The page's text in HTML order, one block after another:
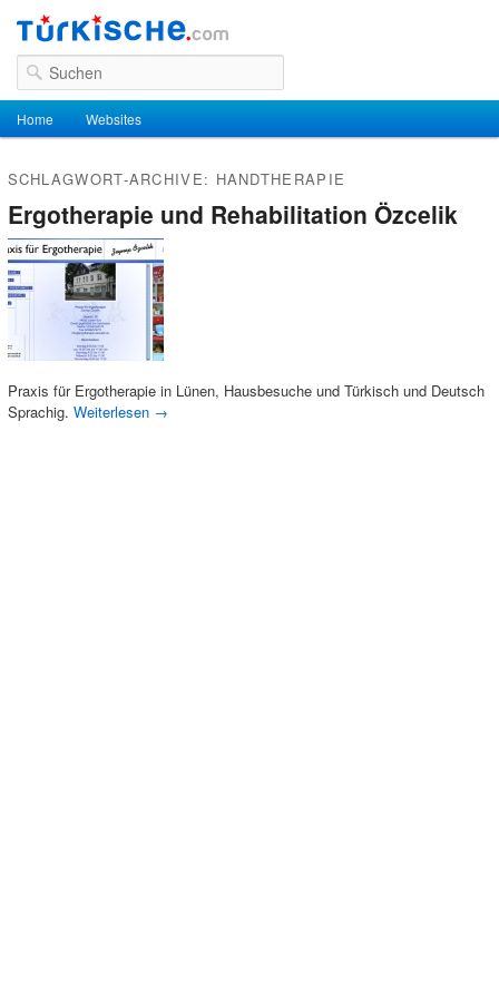
Suchen
Hauptmenü
Zum Inhalt wechseln
Zum sekundären Inhalt wechseln
Home Websites
SCHLAGWORT-ARCHIVE: HANDTHERAPIE
Ergotherapie und Rehabilitation Özcelik
Praxis für Ergotherapie in Lünen, Hausbesuche und Türkisch und Deutsch
Sprachig. Weiterlesen →